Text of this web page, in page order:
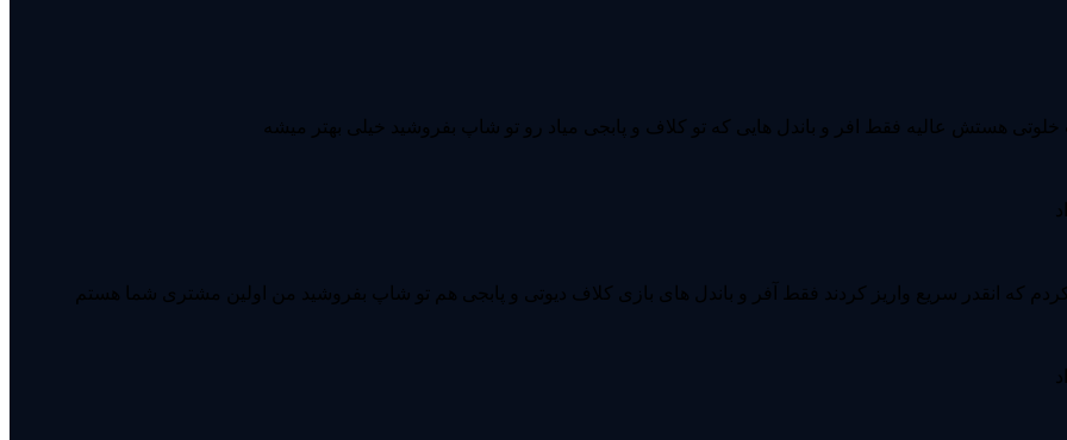
نکردم که انقدر سریع واریز کردند فقط آفر و باندل های بازی کلاف دیوتی و پابجی هم تو شاپ بفروشید من اولین مشتری شما هستم